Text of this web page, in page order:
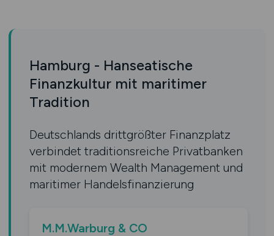
Hamburg - Hanseatische
Finanzkultur mit maritimer
Tradition
Deutschlands drittgrößter Finanzplatz
verbindet traditionsreiche Privatbanken
mit modernem Wealth Management und
maritimer Handelsfinanzierung
M.M.Warburg & CO